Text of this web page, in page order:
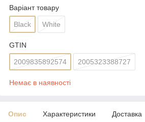
Варіант товару
Black White
GTIN
2009835892574 2005323388727
Немає в наявності
Опис Характеристики Доставка